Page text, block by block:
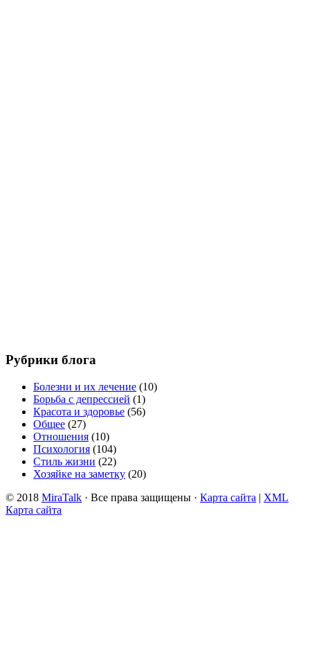
Рубрики блога
Болезни и их лечение (10)
Борьба с депрессией (1)
Красота и здоровье (56)
Общее (27)
Отношения (10)
Психология (104)
Стиль жизни (22)
Хозяйке на заметку (20)
© 2018 MiraTalk · Все права защищены · Карта сайта | XML
Карта сайта